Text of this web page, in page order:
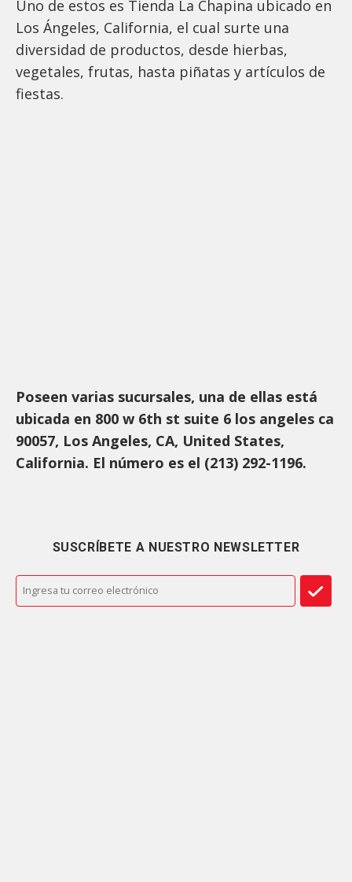
Uno de estos es Tienda La Chapina ubicado en
Los Ángeles, California, el cual surte una
diversidad de productos, desde hierbas,
vegetales, frutas, hasta piñatas y artículos de
fiestas.
Poseen varias sucursales, una de ellas está
ubicada en 800 w 6th st suite 6 los angeles ca
90057, Los Angeles, CA, United States,
California. El número es el (213) 292-1196.
SUSCRÍBETE A NUESTRO NEWSLETTER